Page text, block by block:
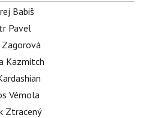
Babiš
Pavel
Zagorová
Kazmitch
Vémola
Ztracený